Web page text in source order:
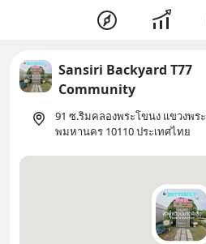
Sansiri Backyard T77
Community
91 ซ.ริมคลองพระโขนง แขวงพร
พมหานคร 10110 ประเทศไทย